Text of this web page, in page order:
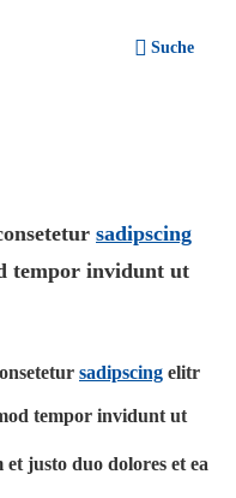
Suche
sadipscing
tempor invidunt ut
sadipscing elitr
tempor invidunt ut
et justo duo dolores et ea